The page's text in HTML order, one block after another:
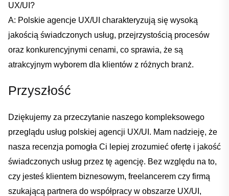
‍UX/UI?
A: ⁢Polskie agencje UX/UI ‍charakteryzują się wysoką⁣
jakością świadczonych usług, przejrzystością ⁤procesów
oraz konkurencyjnymi cenami, co sprawia, że ​są‍
atrakcyjnym wyborem dla‍ klientów z​ różnych branż.
Przyszłość
Dziękujemy za przeczytanie ‌naszego kompleksowego⁢
przeglądu usług polskiej agencji ‌UX/UI. ⁢Mam nadzieję, że
nasza ⁣recenzja⁤ pomogła Ci lepiej​ zrozumieć ofertę i jakość‍
świadczonych usług przez tę‍ agencję. ‌Bez względu na‍ to,
czy jesteś klientem biznesowym, freelancerem czy firmą
szukającą ‌partnera do współpracy w obszarze UX/UI,